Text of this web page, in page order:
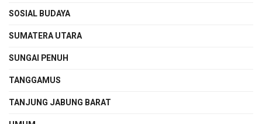
SOSIAL BUDAYA
SUMATERA UTARA
SUNGAI PENUH
TANGGAMUS
TANJUNG JABUNG BARAT